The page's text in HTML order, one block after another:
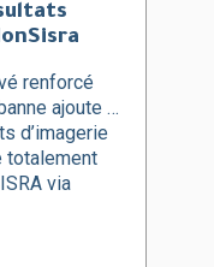
renforcé
ajoute la
d’imagerie
totalement
via